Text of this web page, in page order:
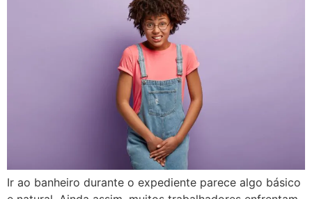
Ir ao banheiro durante o expediente parece algo básico